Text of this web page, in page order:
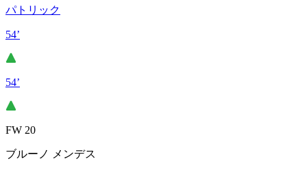
パトリック
54’
54’
FW 20
ブルーノ メンデス